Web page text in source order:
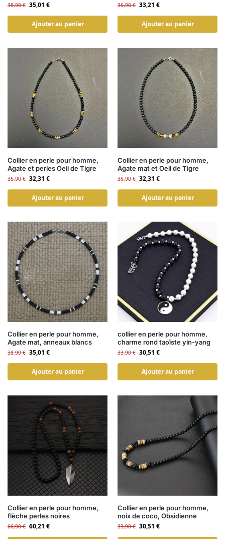
38,90€ 35,01 €
Ajouter au panier
36,90€ 33,21 €
Ajouter au panier
Collier en perle pour homme,
Agate et perles Oeil de Tigre
35,90€ 32,31 €
Ajouter au panier
Collier en perle pour homme,
Agate mat et Oeil de Tigre
35,90€ 32,31 €
Ajouter au panier
Collier en perle pour homme,
Agate mat, anneaux blancs
38,90€ 35,01 €
Ajouter au panier
collier en perle pour homme,
charme rond taoïste yin-yang
33,90€ 30,51 €
Ajouter au panier
Collier en perle pour homme,
flèche perles noires
66,90€ 60,21 €
Collier en perle pour homme,
noix de coco, Obsidienne
33,90€ 30,51 €